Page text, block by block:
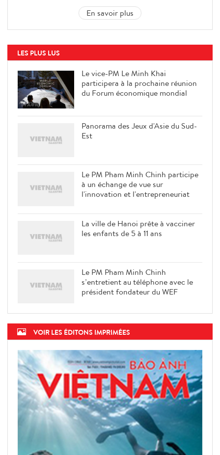
En savoir plus
LES PLUS LUS
Le vice-PM Le Minh Khai
participera à la prochaine réunion
du Forum économique mondial
Panorama des Jeux d'Asie du Sud-
Est
Le PM Pham Minh Chinh participe
à un échange de vue sur
l'innovation et l'entrepreneuriat
La ville de Hanoi prête à vacciner
les enfants de 5 à 11 ans
Le PM Pham Minh Chinh
s’entretient au téléphone avec le
président fondateur du WEF
VOIR LES ÉDITONS IMPRIMÉES